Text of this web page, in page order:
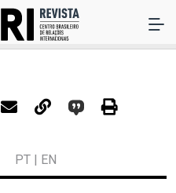
PT | EN